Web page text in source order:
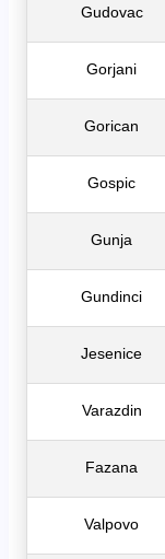
Gudovac
Gorjani
Gorican
Gospic
Gunja
Gundinci
Jesenice
Varazdin
Fazana
Valpovo